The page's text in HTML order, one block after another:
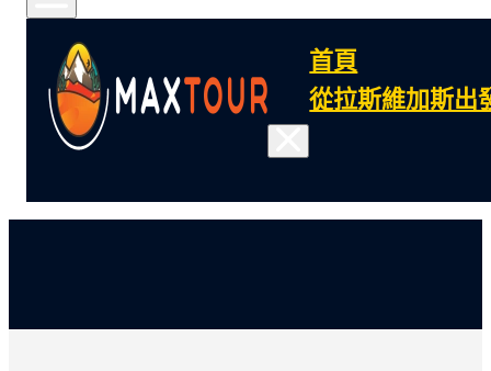
首頁
從拉斯維加斯出